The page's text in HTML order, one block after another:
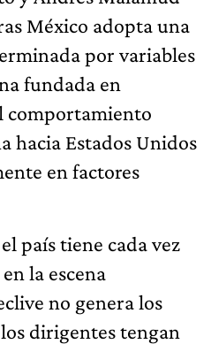
México adopta una
por variables
fundada en
comportamiento
hacia Estados Unidos
en factores
país tiene cada vez
la escena
no genera los
dirigentes tengan